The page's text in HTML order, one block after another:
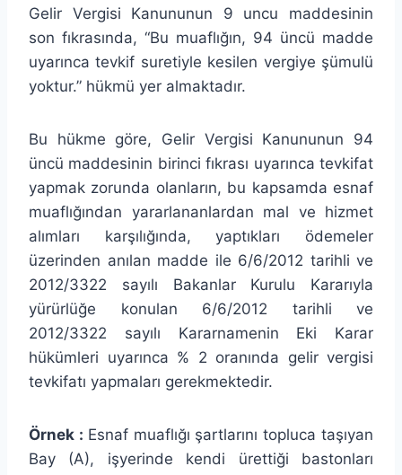
Gelir Vergisi Kanununun 9 uncu maddesinin
son fıkrasında, “Bu muaflığın, 94 üncü madde
uyarınca tevkif suretiyle kesilen vergiye şümulü
yoktur.” hükmü yer almaktadır.
Bu hükme göre, Gelir Vergisi Kanununun 94
üncü maddesinin birinci fıkrası uyarınca tevkifat
yapmak zorunda olanların, bu kapsamda esnaf
muaflığından yararlananlardan mal ve hizmet
alımları karşılığında, yaptıkları ödemeler
üzerinden anılan madde ile 6/6/2012 tarihli ve
2012/3322 sayılı Bakanlar Kurulu Kararıyla
yürürlüğe konulan 6/6/2012 tarihli ve
2012/3322 sayılı Kararnamenin Eki Karar
hükümleri uyarınca % 2 oranında gelir vergisi
tevkifatı yapmaları gerekmektedir.
Örnek : Esnaf muaflığı şartlarını topluca taşıyan
Bay (A), işyerinde kendi ürettiği bastonları